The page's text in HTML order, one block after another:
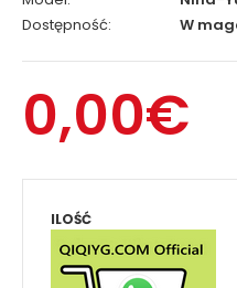
Dostępność:
W
0,00€
ILOŚĆ